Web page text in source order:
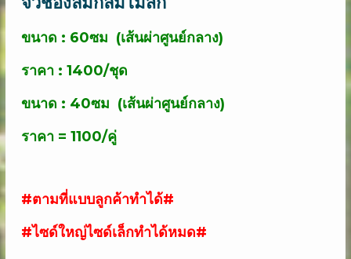
ขนาด : 60ซม (เส้นผ่าศูนย์กลาง)
ราคา : 1400/ชุด
ขนาด : 40ซม (เส้นผ่าศูนย์กลาง)
ราคา = 1100/คู่
#ตามที่แบบลูกค้าทำได้#
#ไซด์ใหญ่ไซด์เล็กทำได้หมด#